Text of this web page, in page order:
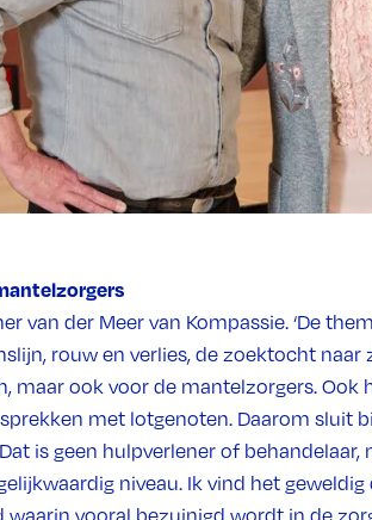
van der Meer van Kompassie. ‘De
rouw en verlies, de zoektocht
maar ook voor de mantelzorgers. Ook
met lotgenoten. Daarom sluit
is geen hulpverlener of
niveau. Ik vind het